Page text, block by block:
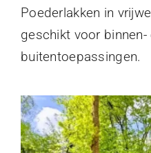
Poederlakken in
geschikt voor binnen-
buitentoepassingen.